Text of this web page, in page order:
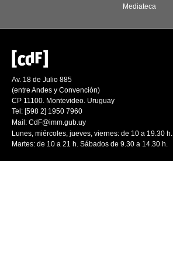
Mediateca
Av. 18 de Julio 885
(entre Andes y Convención)
CP 11100. Montevideo. Uruguay
Tel: [598 2] 1950 7960
Mail: CdF@imm.gub.uy
Lunes, miércoles, jueves, viernes: de 10 a 19.30 h.
Martes: de 10 a 21 h. Sábados de 9.30 a 14.30 h.